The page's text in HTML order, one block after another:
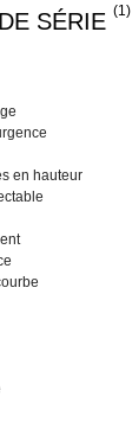
SÉRIE (1)
en hauteur